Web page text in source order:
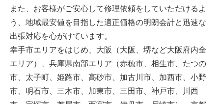
また、お客様がご安心して修理依頼をしていただけるよ
う、地域最安値を目指した適正価格の明朗会計と迅速な
出張対応を心がけています。
幸手市エリアをはじめ、大阪（大阪、堺など大阪府内全
エリア）、兵庫県南部エリア（赤穂市、相生市、たつの
市、太子町、姫路市、高砂市、加古川市、加西市、小野
市、明石市、三木市、加東市、三田市、神戸市、川西